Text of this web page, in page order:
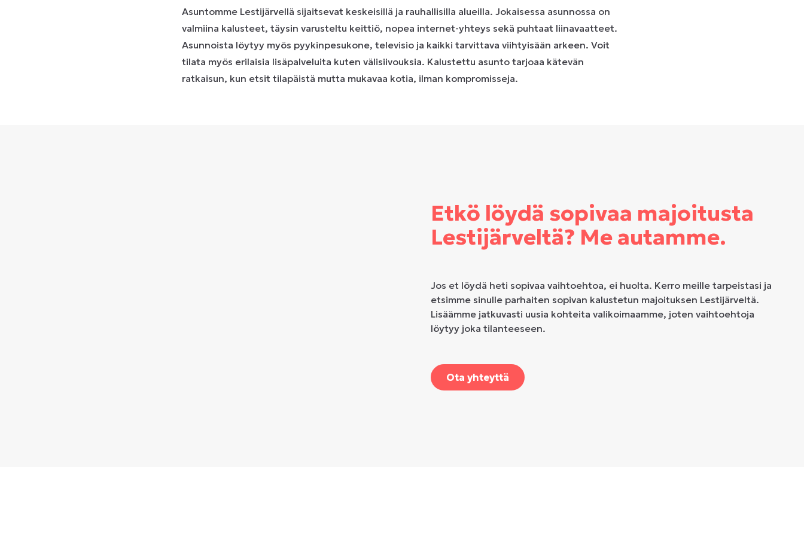
Asuntomme Lestijärvellä sijaitsevat keskeisillä ja rauhallisilla alueilla. Jokaisessa asunnossa on
valmiina kalusteet, täysin varusteltu keittiö, nopea internet-yhteys sekä puhtaat liinavaatteet.
Asunnoista löytyy myös pyykinpesukone, televisio ja kaikki tarvittava viihtyisään arkeen. Voit
tilata myös erilaisia lisäpalveluita kuten välisiivouksia. Kalustettu asunto tarjoaa kätevän
ratkaisun, kun etsit tilapäistä mutta mukavaa kotia, ilman kompromisseja.
Etkö löydä sopivaa majoitusta
Lestijärveltä? Me autamme.
Jos et löydä heti sopivaa vaihtoehtoa, ei huolta. Kerro meille tarpeistasi ja
etsimme sinulle parhaiten sopivan kalustetun majoituksen Lestijärveltä.
Lisäämme jatkuvasti uusia kohteita valikoimaamme, joten vaihtoehtoja
löytyy joka tilanteeseen.
Ota yhteyttä